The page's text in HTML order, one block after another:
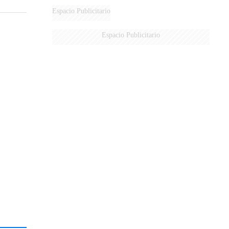
Espacio Publicitario
Espacio Publicitario